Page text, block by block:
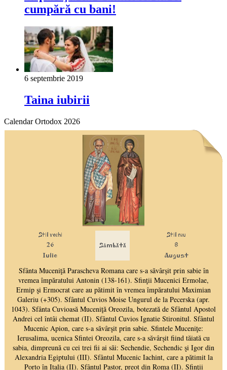
cumpără cu bani!
6 septembrie 2019
Taina iubirii
Calendar Ortodox 2026